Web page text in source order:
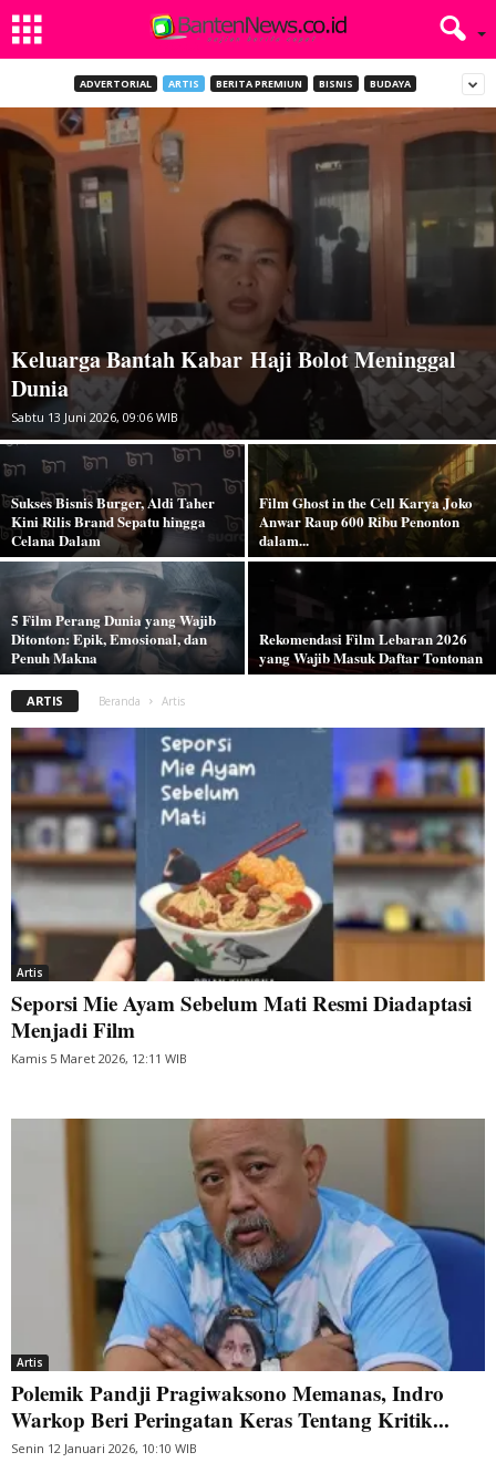
ADVERTORIAL ARTIS BERITA PREMIUN BISNIS BUDAYA
Keluarga Bantah Kabar Haji Bolot Meninggal
Dunia
Sabtu 13 Juni 2026, 09:06 WIB
Sukses Bisnis Burger, Aldi Taher
Kini Rilis Brand Sepatu hingga
Celana Dalam
Film Ghost in the Cell Karya Joko
Anwar Raup 600 Ribu Penonton
dalam...
5 Film Perang Dunia yang Wajib
Ditonton: Epik, Emosional, dan
Penuh Makna
Rekomendasi Film Lebaran 2026
yang Wajib Masuk Daftar Tontonan
ARTIS Beranda Artis
Artis
Seporsi Mie Ayam Sebelum Mati Resmi Diadaptasi
Menjadi Film
Kamis 5 Maret 2026, 12:11 WIB
Artis
Polemik Pandji Pragiwaksono Memanas, Indro
Warkop Beri Peringatan Keras Tentang Kritik...
Senin 12 Januari 2026, 10:10 WIB